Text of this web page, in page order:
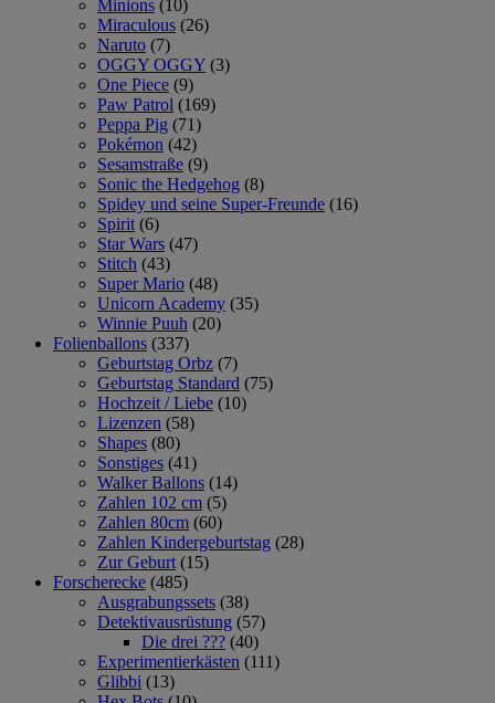
Minions (10)
Miraculous (26)
Naruto (7)
OGGY OGGY (3)
One Piece (9)
Paw Patrol (169)
Peppa Pig (71)
Pokémon (42)
Sesamstraße (9)
Sonic the Hedgehog (8)
Spidey und seine Super-Freunde (16)
Spirit (6)
Star Wars (47)
Stitch (43)
Super Mario (48)
Unicorn Academy (35)
Winnie Puuh (20)
Folienballons (337)
Geburtstag Orbz (7)
Geburtstag Standard (75)
Hochzeit / Liebe (10)
Lizenzen (58)
Shapes (80)
Sonstiges (41)
Walker Ballons (14)
Zahlen 102 cm (5)
Zahlen 80cm (60)
Zahlen Kindergeburtstag (28)
Zur Geburt (15)
Forscherecke (485)
Ausgrabungssets (38)
Detektivausrüstung (57)
Die drei ??? (40)
Experimentierkästen (111)
Glibbi (13)